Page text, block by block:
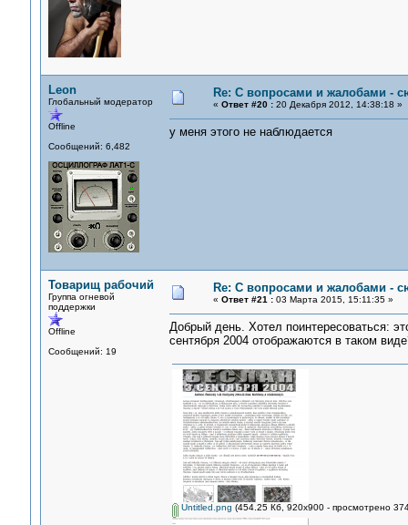
Leon
Глобальный модератор
Offline
Сообщений: 6,482
Re: С вопросами и жалобами -
« Ответ #20 :20 Декабря 2012, 14:38:18 »
у меня этого не наблюдается
Товарищ рабочий
Группа огневой
поддержки
Offline
Сообщений: 19
Re: С вопросами и жалобами -
« Ответ #21 :03 Марта 2015, 15:11:35 »
Добрый день. Хотел поинтересоваться:
сентября 2004 отображаются в таком
Untitled.png (454.25 Кб, 920x900 - просмотрено